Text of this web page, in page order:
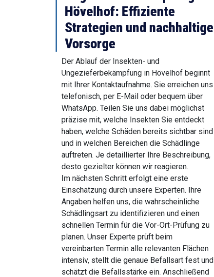
Hövelhof: Effiziente
Strategien und nachhaltige
Vorsorge
Der Ablauf der Insekten- und
Ungezieferbekämpfung in Hövelhof beginnt
mit Ihrer Kontaktaufnahme. Sie erreichen uns
telefonisch, per E-Mail oder bequem über
WhatsApp. Teilen Sie uns dabei möglichst
präzise mit, welche Insekten Sie entdeckt
haben, welche Schäden bereits sichtbar sind
und in welchen Bereichen die Schädlinge
auftreten. Je detaillierter Ihre Beschreibung,
desto gezielter können wir reagieren.
Im nächsten Schritt erfolgt eine erste
Einschätzung durch unsere Experten. Ihre
Angaben helfen uns, die wahrscheinliche
Schädlingsart zu identifizieren und einen
schnellen Termin für die Vor-Ort-Prüfung zu
planen. Unser Experte prüft beim
vereinbarten Termin alle relevanten Flächen
intensiv, stellt die genaue Befallsart fest und
schätzt die Befallsstärke ein. Anschließend